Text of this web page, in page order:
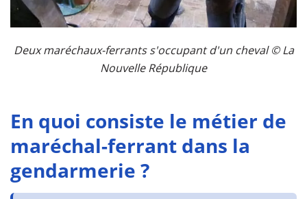
Deux maréchaux-ferrants s'occupant d'un cheval © La
Nouvelle République
En quoi consiste le métier de
maréchal-ferrant dans la
gendarmerie ?